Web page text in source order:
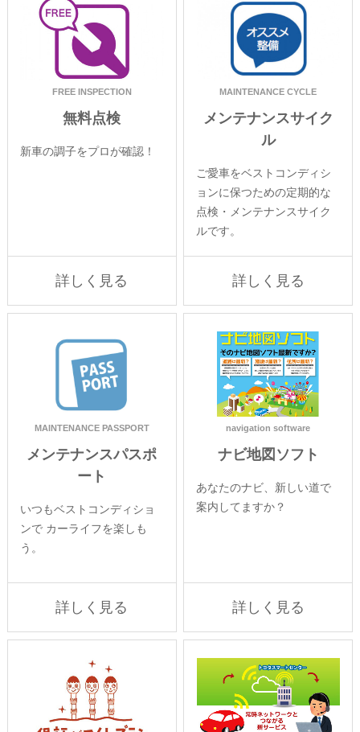
FREE INSPECTION
無料点検
新車の調子をプロが確認！
詳しく見る
MAINTENANCE CYCLE
メンテナンスサイク
ル
ご愛車をベストコンディシ
ョンに保つための定期的な
点検・メンテナンスサイク
ルです。
詳しく見る
MAINTENANCE PASSPORT
メンテナンスパスポ
ート
いつもベストコンディショ
ンで カーライフを楽しも
う。
詳しく見る
navigation software
ナビ地図ソフト
あなたのナビ、新しい道で
案内してますか？
詳しく見る